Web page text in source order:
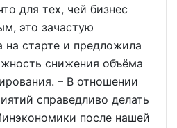
для тех, чей бизнес
это зачастую
старте и предложила
снижения объёма
– В отношении
справедливо делать
после нашей